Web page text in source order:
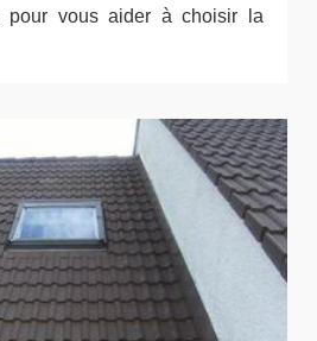
pour vous aider à choisir la